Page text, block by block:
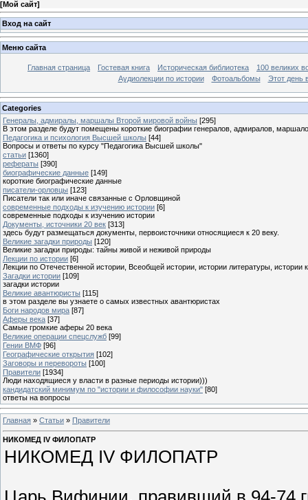
[Мой сайт]
Вход на сайт
Меню сайта
Главная страница Гостевая книга Историческая библиотека
100 великих
Аудиолекции по истории
Фотоальбомы Этот день
Categories
Генералы, адмиралы, маршалы Второй мировой войны [295]
В этом разделе будут помещены короткие биографии генералов, адмиралов,
Педагогика и психология Высшей школы [44]
Вопросы и ответы по курсу "Педагогика Высшей школы"
статьи [1360]
рефераты [390]
биографические данные [149]
короткие биографические данные
писатели-орловцы [123]
Писатели так или иначе связанные с Орловщиной
современные подходы к изучению истории [6]
современные подходы к изучению истории
Документы, источники 20 век [313]
здесь будут размещаться документы, первоисточники относящиеся к 20 веку.
Великие загадки природы [120]
Великие загадки природы: тайны живой и неживой природы
Лекции по истории [6]
Лекции по Отечественной истории, Всеобщей истории, истории литературы, истории
Загадки истории [109]
загадки истории
Великие авантюристы [115]
в этом разделе вы узнаете о самых известных авантюристах
Боги народов мира [87]
Аферы века [37]
Самые громкие аферы 20 века
Великие операции спецслужб [99]
Гении ВМФ [96]
Географические открытия [102]
Заговоры и перевороты [100]
Правители [1934]
Люди находящиеся у власти в разные периоды истории)))
кандидатский минимум по "истории и философии науки" [80]
ответы на вопросы
Главная » Статьи » Правители
НИКОМЕД IV ФИЛОПАТР
НИКОМЕД IV ФИЛОПАТР